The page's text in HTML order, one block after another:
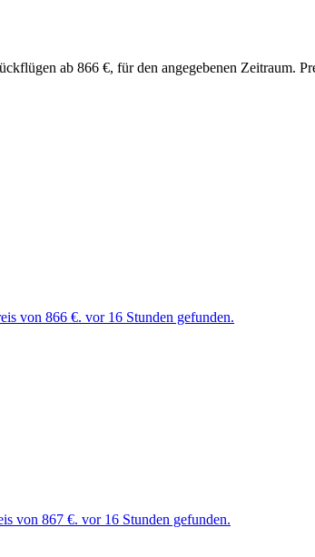
ab 866 €, für den angegebenen Zeitraum.
von 866 €. vor 16 Stunden gefunden.
von 867 €. vor 16 Stunden gefunden.